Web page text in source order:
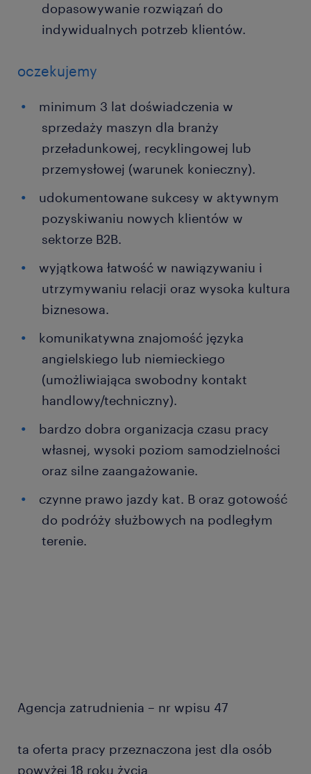
dopasowywanie rozwiązań do
indywidualnych potrzeb klientów.
oczekujemy
minimum 3 lat doświadczenia w
sprzedaży maszyn dla branży
przeładunkowej, recyklingowej lub
przemysłowej (warunek konieczny).
udokumentowane sukcesy w aktywnym
pozyskiwaniu nowych klientów w
sektorze B2B.
wyjątkowa łatwość w nawiązywaniu i
utrzymywaniu relacji oraz wysoka kultura
biznesowa.
komunikatywna znajomość języka
angielskiego lub niemieckiego
(umożliwiająca swobodny kontakt
handlowy/techniczny).
bardzo dobra organizacja czasu pracy
własnej, wysoki poziom samodzielności
oraz silne zaangażowanie.
czynne prawo jazdy kat. B oraz gotowość
do podróży służbowych na podległym
terenie.
Agencja zatrudnienia – nr wpisu 47
ta oferta pracy przeznaczona jest dla osób
powyżej 18 roku życia